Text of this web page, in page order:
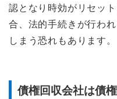
認となり時効がリセッ
合、法的手続きが行わ
しまう恐れもあります。
債権回収会社は債